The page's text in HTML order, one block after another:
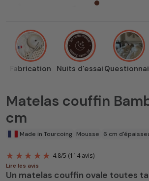
Fabrication Nuits d'essai
Matelas couffin
cm
Made in Tourcoing Mousse 6 cm
Lire les avis
Un matelas couffin ovale toutes